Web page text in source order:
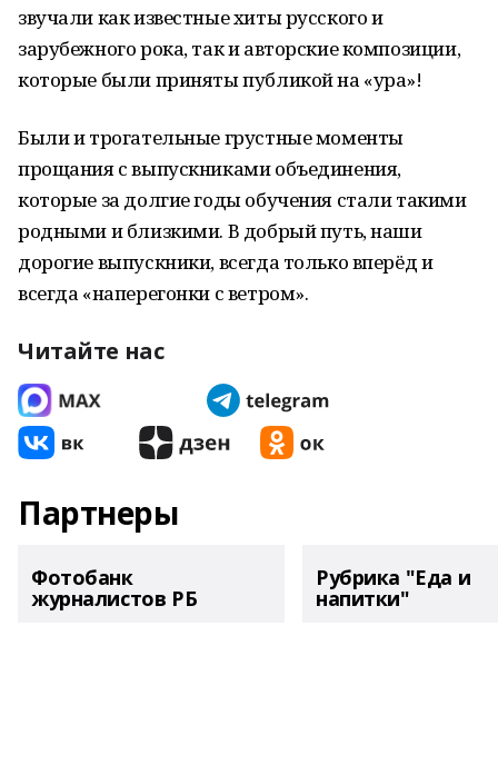
звучали как известные хиты русского и
зарубежного рока, так и авторские композиции,
которые были приняты публикой на «ура»!
Были и трогательные грустные моменты
прощания с выпускниками объединения,
которые за долгие годы обучения стали такими
родными и близкими. В добрый путь, наши
дорогие выпускники, всегда только вперёд и
всегда «наперегонки с ветром».
Читайте нас
Партнеры
Фотобанк
журналистов РБ
Рубрика "Еда и
напитки"